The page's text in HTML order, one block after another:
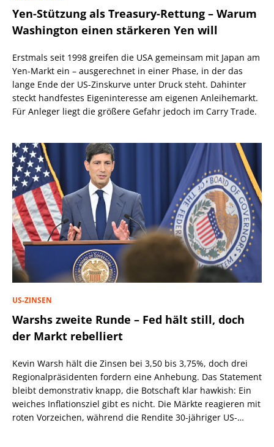
Yen-Stützung als Treasury-Rettung – Warum
Washington einen stärkeren Yen will
Erstmals seit 1998 greifen die USA gemeinsam mit Japan am
Yen-Markt ein – ausgerechnet in einer Phase, in der das
lange Ende der US-Zinskurve unter Druck steht. Dahinter
steckt handfestes Eigeninteresse am eigenen Anleihemarkt.
Für Anleger liegt die größere Gefahr jedoch im Carry Trade.
US-ZINSEN
Warshs zweite Runde – Fed hält still, doch
der Markt rebelliert
Kevin Warsh hält die Zinsen bei 3,50 bis 3,75%, doch drei
Regionalpräsidenten fordern eine Anhebung. Das Statement
bleibt demonstrativ knapp, die Botschaft klar hawkish: Ein
weiches Inflationsziel gibt es nicht. Die Märkte reagieren mit
roten Vorzeichen, während die Rendite 30-jähriger US-